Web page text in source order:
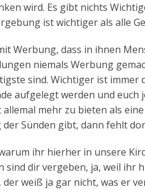
wird. Es gibt nichts
ist wichtiger als alle
Werbung, dass in ihnen
niemals Werbung
sind. Wichtiger ist
aufgelegt werden und
mehr zu bieten als
Sünden gibt, dann fehlt
ihr hierher in unsere
sind dir vergeben, ja, weil ihr
weiß ja gar nicht, was er